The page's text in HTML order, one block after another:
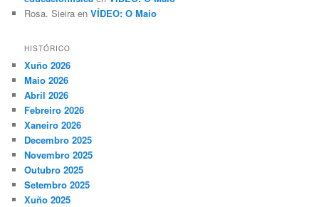
Rosa. Sieira enVÍDEO: O Maio
HISTÓRICO
Xuño 2026
Maio 2026
Abril 2026
Febreiro 2026
Xaneiro 2026
Decembro 2025
Novembro 2025
Outubro 2025
Setembro 2025
Xuño 2025